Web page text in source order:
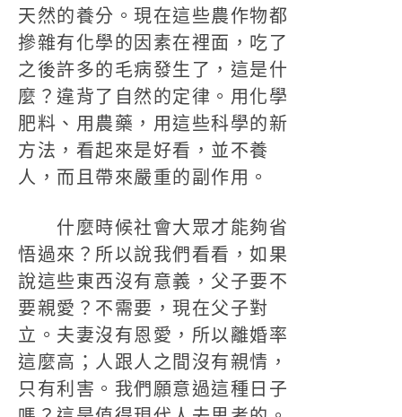
天然的養分。現在這些農作物都
摻雜有化學的因素在裡面，吃了
之後許多的毛病發生了，這是什
麼？違背了自然的定律。用化學
肥料、用農藥，用這些科學的新
方法，看起來是好看，並不養
人，而且帶來嚴重的副作用。
什麼時候社會大眾才能夠省
悟過來？所以說我們看看，如果
說這些東西沒有意義，父子要不
要親愛？不需要，現在父子對
立。夫妻沒有恩愛，所以離婚率
這麼高；人跟人之間沒有親情，
只有利害。我們願意過這種日子